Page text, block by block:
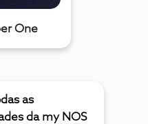
One
as
da my NOS